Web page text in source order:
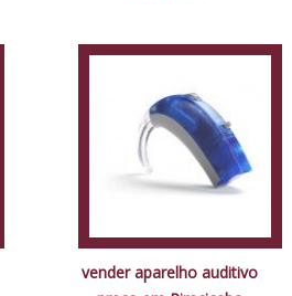
vender aparelho auditivo